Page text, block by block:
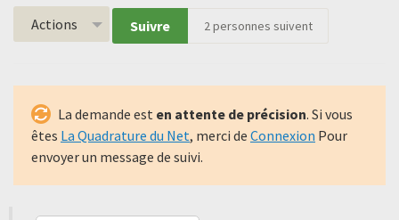
Actions Suivre 2personnes suivent
La demande est en attente de précision. Si vous
êtes La Quadrature du Net, merci de Connexion Pour
envoyer un message de suivi.